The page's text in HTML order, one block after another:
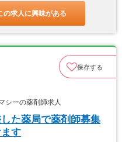
の求人に興味がある
保存する
シーの薬剤師求人
た薬局で薬剤師募集
す